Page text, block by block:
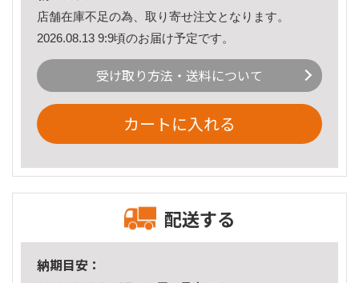
店舗在庫不足の為、取り寄せ注文となります。
2026.08.13 9:9頃のお届け予定です。
受け取り方法・送料について
カートに入れる
配送する
納期目安：